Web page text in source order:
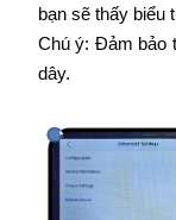
bạn sẽ thấy biểu
Chú ý: Đảm bảo
dây.